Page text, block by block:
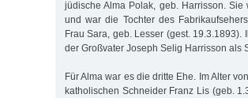
jüdische Alma Polak, geb. Harrisson.
und war die Tochter des
Frau Sara, geb. Lesser (gest.
der Großvater Joseph Selig Harrisson als
Für Alma war es die dritte Ehe. Im Alter
katholischen Schneider Franz Lis (geb.